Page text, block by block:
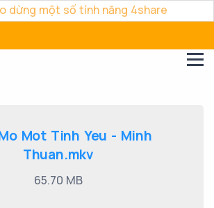
dừng một số tính năng 4share
Mot Tinh Yeu - Minh
Thuan.mkv
65.70 MB